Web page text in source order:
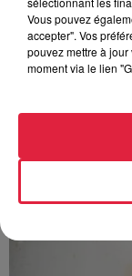
À
Vous pouvez
accepter". Vos
pouvez mettre à
moment via le lien